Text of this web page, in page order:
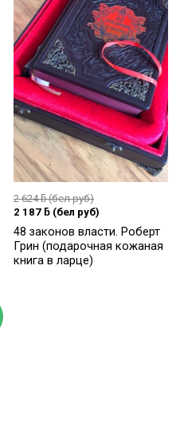
2 624ƃ(бел руб)
2 187 ƃ (бел руб)
48 законов власти. Роберт
Грин (подарочная кожаная
книга в ларце)